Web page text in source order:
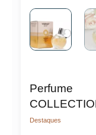
Destaques